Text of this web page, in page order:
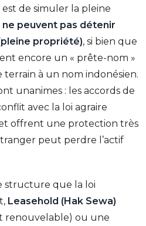
est de simuler la pleine
ne peuvent pas détenir
propriété), si bien que
encore un « prête-nom »
à un nom indonésien.
unanimes : les accords de
avec la loi agraire
et offrent une protection très
peut perdre l’actif
structure que la loi
Leasehold (Hak Sewa)
renouvelable) ou une